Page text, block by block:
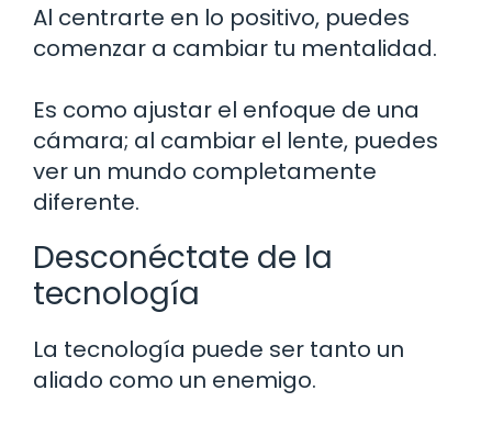
Al centrarte en lo positivo, puedes
comenzar a cambiar tu mentalidad.
Es como ajustar el enfoque de una
cámara; al cambiar el lente, puedes
ver un mundo completamente
diferente.
Desconéctate de la
tecnología
La tecnología puede ser tanto un
aliado como un enemigo.